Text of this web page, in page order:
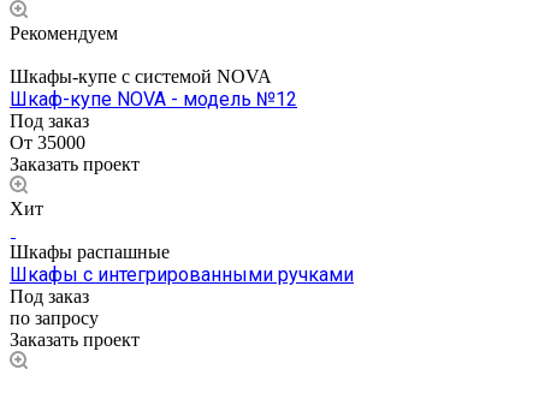
Рекомендуем
Шкафы-купе с системой NOVA
Шкаф-купе NOVA - модель №12
Под заказ
От 35000
Заказать проект
Хит
Шкафы распашные
Шкафы с интегрированными ручками
Под заказ
по запросу
Заказать проект